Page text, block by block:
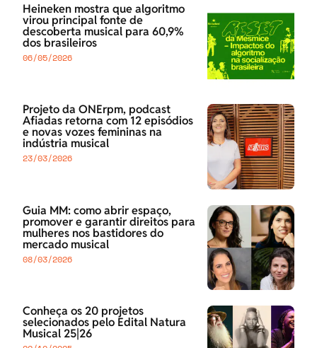
Heineken mostra que algoritmo
virou principal fonte de
descoberta musical para 60,9%
dos brasileiros
06/05/2026
Projeto da ONErpm, podcast
Afiadas retorna com 12 episódios
e novas vozes femininas na
indústria musical
23/03/2026
Guia MM: como abrir espaço,
promover e garantir direitos para
mulheres nos bastidores do
mercado musical
08/03/2026
Conheça os 20 projetos
selecionados pelo Edital Natura
Musical 25|26